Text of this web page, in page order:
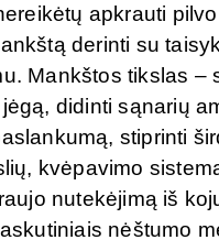
apkrauti
derinti su
Mankštos tikslas –
didinti sąnarių
stiprinti
kvėpavimo
nutekėjimą iš
nėštumo